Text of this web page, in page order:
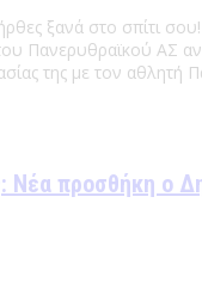
ξανά στο σπίτι
Πανερυθραϊκού ΑΣ
της με τον αθλητή
Νέα προσθήκη ο